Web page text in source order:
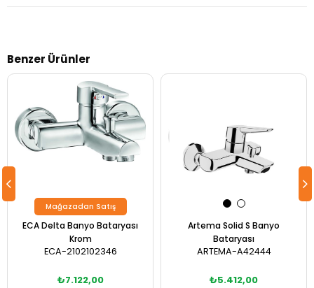
Benzer Ürünler
ECA Delta Banyo Bataryası
Krom
ECA-2102102346
₺7.122,00
Mağazadan Satış
Artema Solid S Banyo
Bataryası
ARTEMA-A42444
₺5.412,00